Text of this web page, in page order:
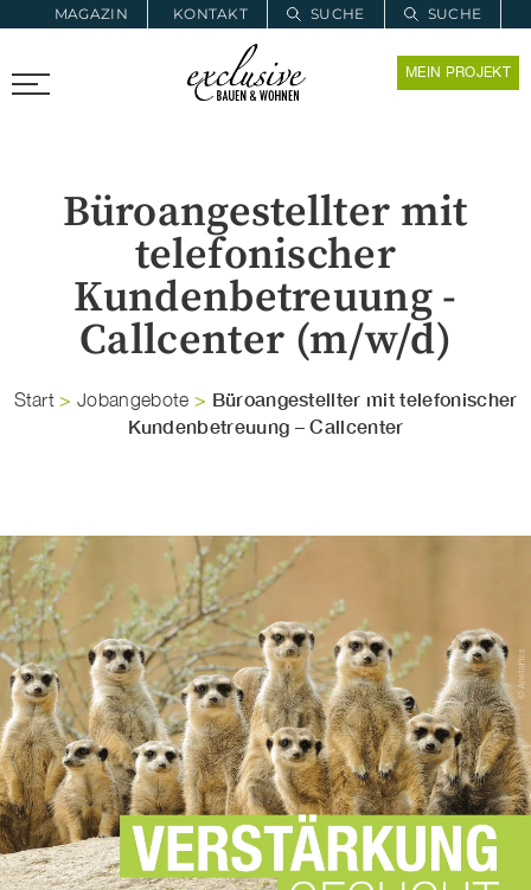
MAGAZIN KONTAKT SUCHE
SUCHE
PROARCHITEC PROINSTALL MEIN PROJEKT
Büroangestellter mit
telefonischer
Kundenbetreuung -
Callcenter (m/w/d)
Start >Jobangebote > Büroangestellter mit telefonischer
Kundenbetreuung – Callcenter